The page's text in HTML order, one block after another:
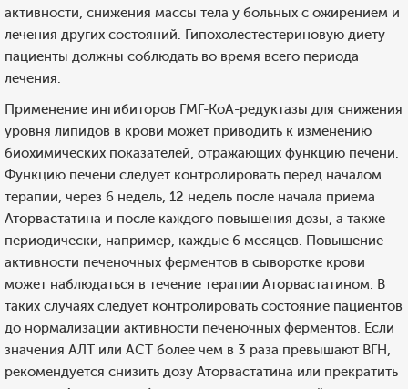
активности, снижения массы тела у больных с ожирением и
лечения других состояний. Гипохолестестериновую диету
пациенты должны соблюдать во время всего периода
лечения.
Применение ингибиторов ГМГ-КоА-редуктазы для снижения
уровня липидов в крови может приводить к изменению
биохимических показателей, отражающих функцию печени.
Функцию печени следует контролировать перед началом
терапии, через 6 недель, 12 недель после начала приема
Аторвастатина и после каждого повышения дозы, а также
периодически, например, каждые 6 месяцев. Повышение
активности печеночных ферментов в сыворотке крови
может наблюдаться в течение терапии Аторвастатином. В
таких случаях следует контролировать состояние пациентов
до нормализации активности печеночных ферментов. Если
значения АЛТ или ACT более чем в 3 раза превышают ВГН,
рекомендуется снизить дозу Аторвастатина или прекратить